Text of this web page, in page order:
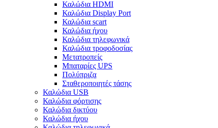
Καλώδια HDMI
Καλώδια Display Port
Καλώδια scart
Καλώδια ήχου
Καλώδια τηλεφωνικά
Καλώδια τροφοδοσίας
Μετατροπείς
Μπαταρίες UPS
Πολύπριζα
Σταθεροποιητές τάσης
Καλώδια USB
Καλώδια φόρτισης
Καλώδια δικτύου
Καλώδια ήχου